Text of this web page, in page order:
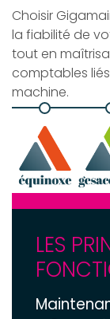
Choisir
la fiabilité de
tout en
comptables
machine.
LES